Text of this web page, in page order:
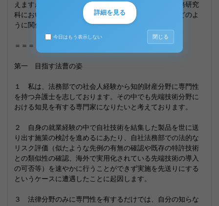
えますか。また，それはあなたが早稲田大学大学院法務研究
科において学び，法曹をめざそうと決意したことと，どのよ
うに関係していますか。
＝＝＝＝＝＝＝＝＝＝＝＝＝
第一 目指す法曹の姿
１ 私は、法務部での社会人経験から知的財産分野に専門性
を持つ弁護士を志しております。その中でも先端技術分野に
おける知見を有する専門家になりたいと考えております。
２ 自身の就業経験の中で自社技術を結集した製品を世に送
り出す施策の検討を進めるにあたり、自社法務部での法的な
リスク評価（似たような先例の有無の確認や既存の特許技術
との類似性の確認、海外で実用化されている先端技術の導入
の可否等）を速やかに行うことができず実施を先送りにする
というケースに遭遇したことに起因します。
３ 法律分野のみに専門性を有するだけでは、自分の知らな
詳細を見る
今日はもう表示しない 閉じる